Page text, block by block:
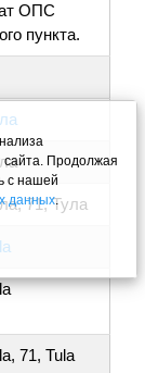
ОПС
пункта.
71, Тула
71, Tula
Продолжая
с нашей
данных.